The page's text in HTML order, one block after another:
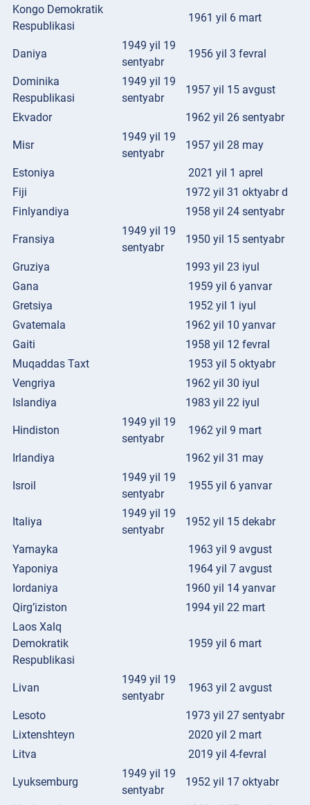
Kongo Demokratik
Respublikasi
1961 yil 6 mart
Daniya
1949 yil 19
sentyabr
1956 yil 3 fevral
Dominika
Respublikasi
1949 yil 19
sentyabr
1957 yil 15 avgust
Ekvador 1962 yil 26 sentyabr
Misr
1949 yil 19
sentyabr
1957 yil 28 may
Estoniya
2021 yil 1 aprel
Fiji
1972 yil 31 oktyabr d
Finlyandiya
1958 yil 24 sentyabr
Fransiya
1949 yil 19
sentyabr
1950 yil 15 sentyabr
Gruziya
1993 yil 23 iyul
Gana
1959 yil 6 yanvar
Gretsiya
1952 yil 1 iyul
Gvatemala
1962 yil 10 yanvar
Gaiti
1958 yil 12 fevral
Muqaddas Taxt
1953 yil 5 oktyabr
Vengriya
1962 yil 30 iyul
Islandiya
1983 yil 22 iyul
Hindiston
1949 yil 19
sentyabr
1962 yil 9 mart
Irlandiya 1962 yil 31 may
Isroil
1949 yil 19
sentyabr
1955 yil 6 yanvar
Italiya
1949 yil 19
sentyabr
1952 yil 15 dekabr
Yamayka
1963 yil 9 avgust
Yaponiya
1964 yil 7 avgust
Iordaniya
1960 yil 14 yanvar
Qirg’iziston
1994 yil 22 mart
Laos Xalq
Demokratik
Respublikasi
1959 yil 6 mart
Livan
1949 yil 19
sentyabr
1963 yil 2 avgust
Lesoto
1973 yil 27 sentyabr
Lixtenshteyn
2020 yil 2 mart
Litva
2019 yil 4-fevral
Lyuksemburg
1949 yil 19
sentyabr
1952 yil 17 oktyabr